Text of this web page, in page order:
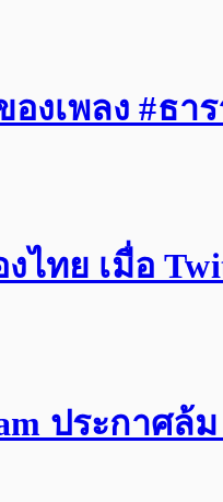
งเพลง #ธา
ไทย เมื่อ
ประกาศล้